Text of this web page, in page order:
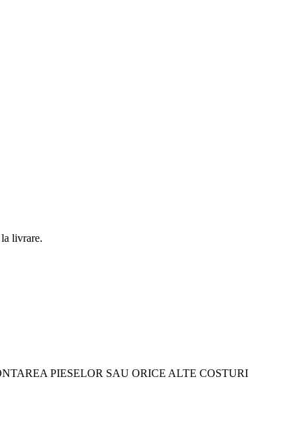
livrare.
PIESELOR SAU ORICE ALTE COSTURI